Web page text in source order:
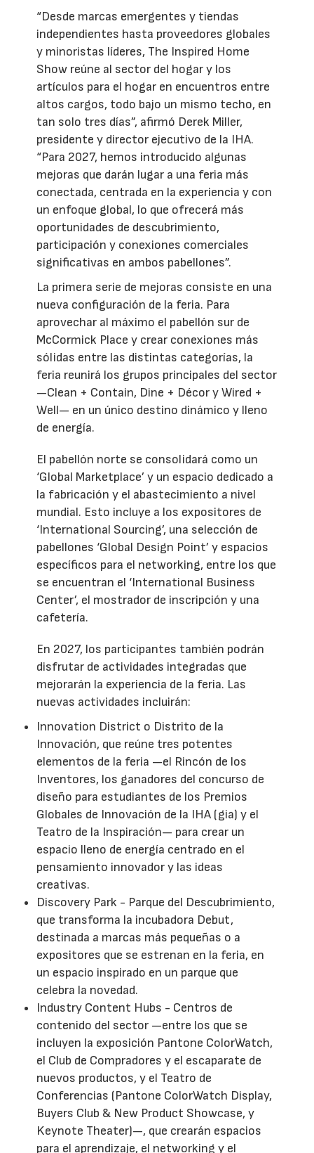
“Desde marcas emergentes y tiendas
independientes hasta proveedores globales
y minoristas líderes, The Inspired Home
Show reúne al sector del hogar y los
artículos para el hogar en encuentros entre
altos cargos, todo bajo un mismo techo, en
tan solo tres días”, afirmó Derek Miller,
presidente y director ejecutivo de la IHA.
“Para 2027, hemos introducido algunas
mejoras que darán lugar a una feria más
conectada, centrada en la experiencia y con
un enfoque global, lo que ofrecerá más
oportunidades de descubrimiento,
participación y conexiones comerciales
significativas en ambos pabellones”.
La primera serie de mejoras consiste en una
nueva configuración de la feria. Para
aprovechar al máximo el pabellón sur de
McCormick Place y crear conexiones más
sólidas entre las distintas categorías, la
feria reunirá los grupos principales del sector
—Clean + Contain, Dine + Décor y Wired +
Well— en un único destino dinámico y lleno
de energía.
El pabellón norte se consolidará como un
‘Global Marketplace’ y un espacio dedicado a
la fabricación y el abastecimiento a nivel
mundial. Esto incluye a los expositores de
‘International Sourcing’, una selección de
pabellones ‘Global Design Point’ y espacios
específicos para el networking, entre los que
se encuentran el ‘International Business
Center’, el mostrador de inscripción y una
cafetería.
En 2027, los participantes también podrán
disfrutar de actividades integradas que
mejorarán la experiencia de la feria. Las
nuevas actividades incluirán:
Innovation District o Distrito de la
Innovación, que reúne tres potentes
elementos de la feria —el Rincón de los
Inventores, los ganadores del concurso de
diseño para estudiantes de los Premios
Globales de Innovación de la IHA (gia) y el
Teatro de la Inspiración— para crear un
espacio lleno de energía centrado en el
pensamiento innovador y las ideas
creativas.
Discovery Park - Parque del Descubrimiento,
que transforma la incubadora Debut,
destinada a marcas más pequeñas o a
expositores que se estrenan en la feria, en
un espacio inspirado en un parque que
celebra la novedad.
Industry Content Hubs - Centros de
contenido del sector —entre los que se
incluyen la exposición Pantone ColorWatch,
el Club de Compradores y el escaparate de
nuevos productos, y el Teatro de
Conferencias (Pantone ColorWatch Display,
Buyers Club & New Product Showcase, y
Keynote Theater)—, que crearán espacios
para el aprendizaje, el networking y el